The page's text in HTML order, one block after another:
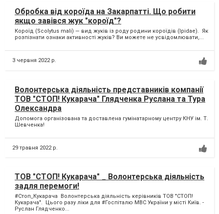
Обробка від короїда на Закарпатті. Що робити
якщо завівся жук "короїд"?
Короїд (Scolytus mali) — вид жуків із роду родини короїдів (Ipidae). Як
розпізнати ознаки активності жуків? Ви можете не усвідомлювати,...
3 червня 2022 р.
Волонтерська діяльність представників компанії
ТОВ "СТОП! Кукарача" Глядченка Руслана та Тура
Олександра
Допомога організована та доставлена гумінатарному центру КНУ ім. Т.
Шевченка!
29 травня 2022 р.
ТОВ "СТОП! Кукарача" _ Волонтерська діяльність
задля перемоги!
#Стоп_Кукарача Волонтерська діяльність керівників ТОВ "СТОП!
Кукарача". Цього разу ліки для #Госпіталю МВС України у місті Київ. -
Руслан Глядченко...